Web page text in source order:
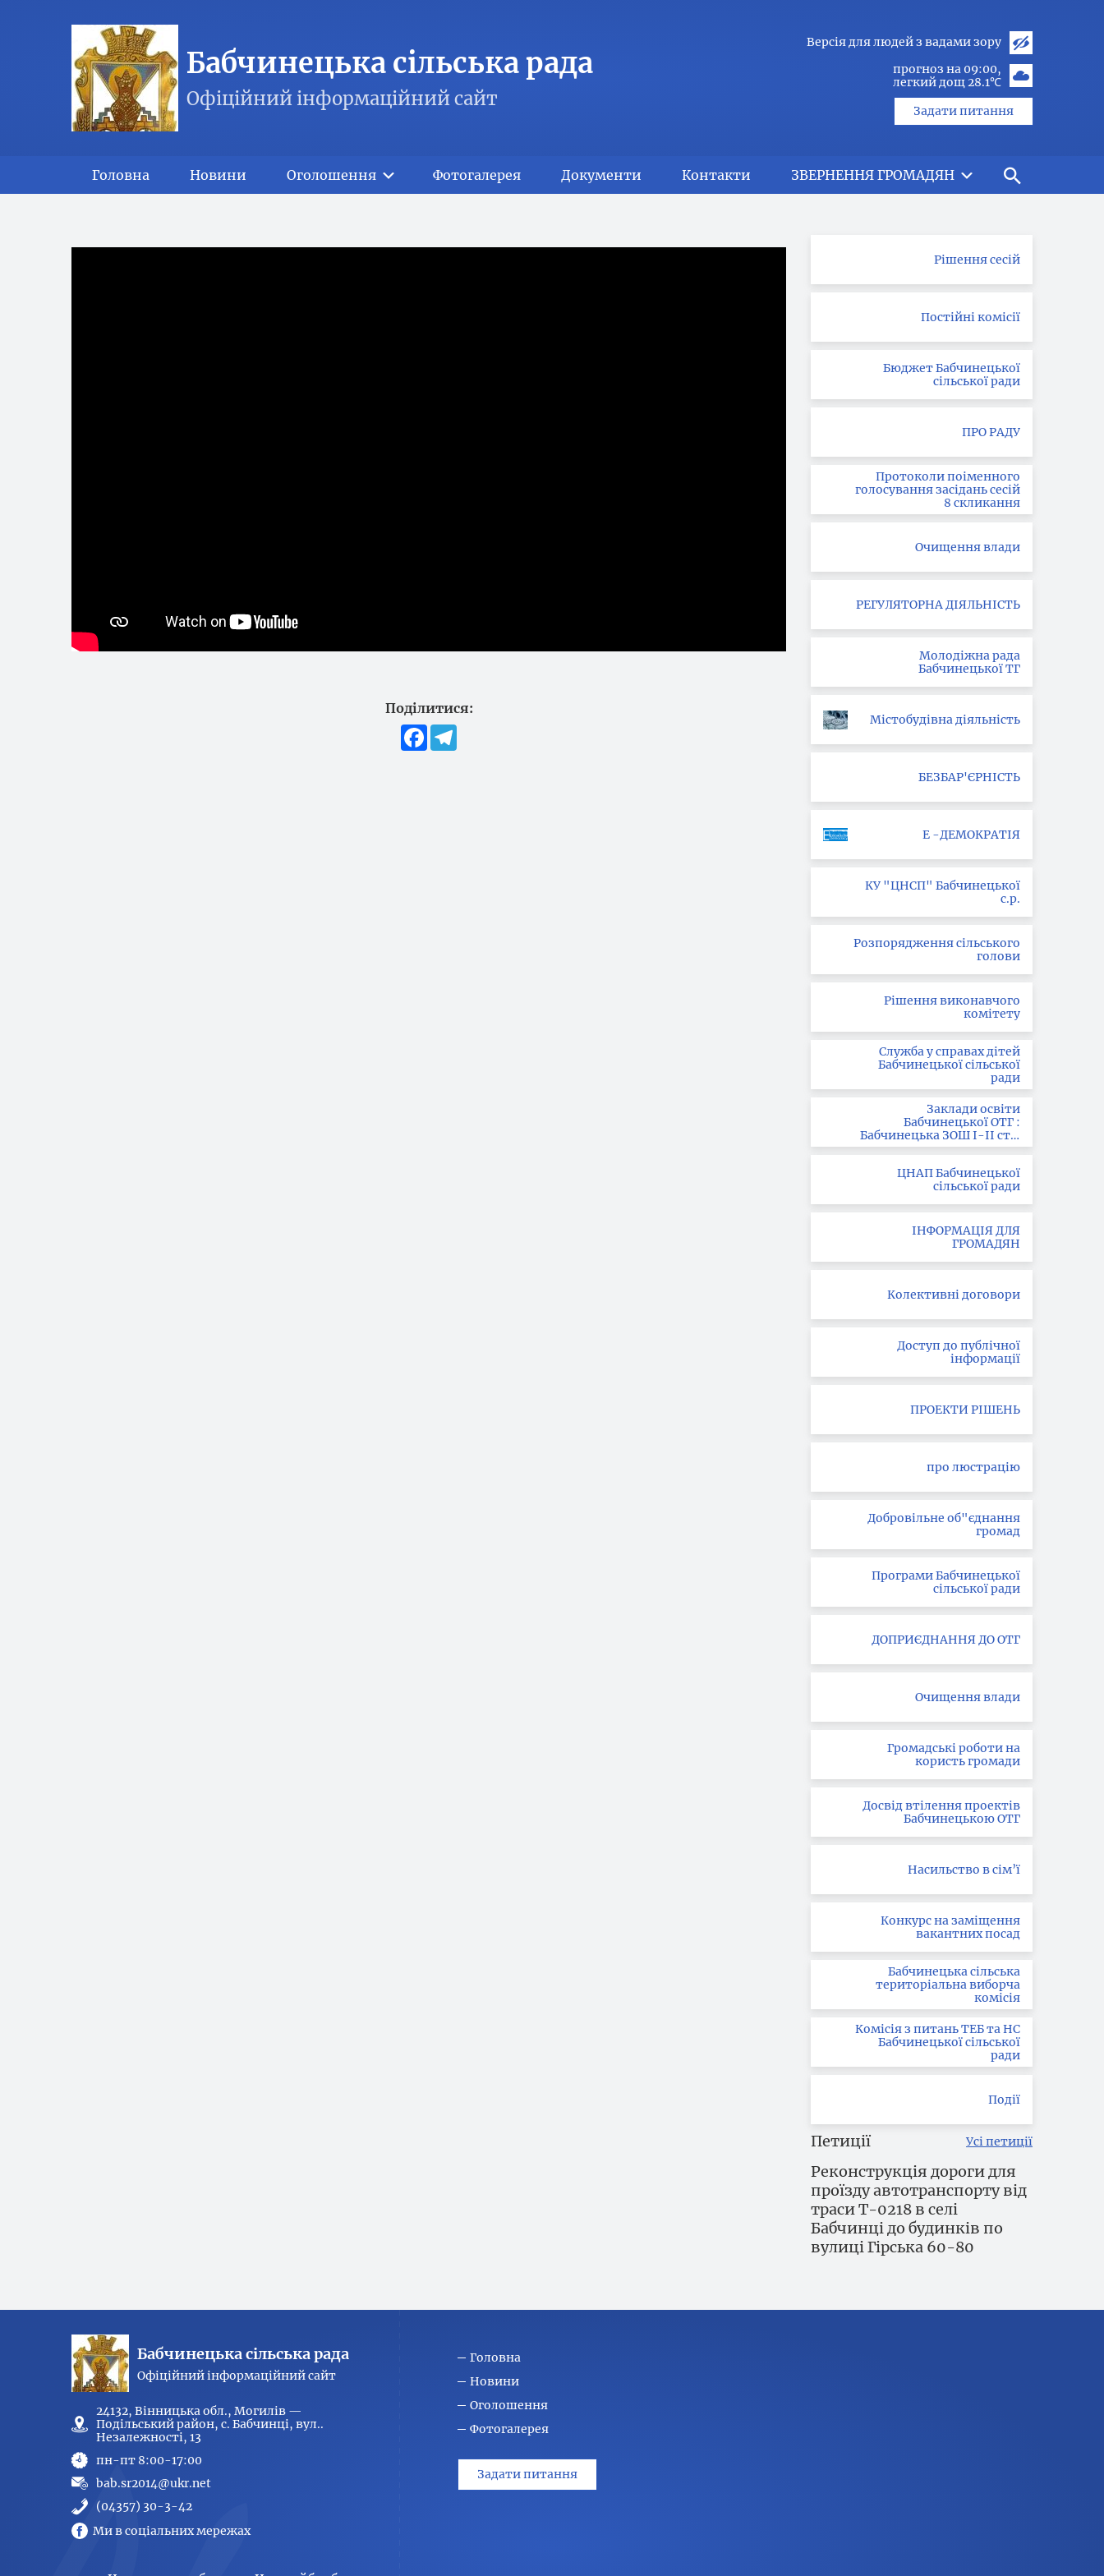
Бабчинецька сільська рада
Офіційний інформаційний сайт
Версія для людей з вадами зору
прогноз на 09:00
легкий дощ 28.1℃
Задати питання
Головна Новини Оголошення Фотогалерея Документи Контакти ЗВЕРНЕННЯ ГРОМАДЯН
Поділитися:
Facebook
Рішення сесій
Постійні комісії
Бюджет Бабчинецької
сільської ради
ПРО РАДУ
Протоколи поіменного
голосування засідань сесій
8 скликання
Очищення влади
РЕГУЛЯТОРНА ДІЯЛЬНІСТЬ
Молодіжна рада
Бабчинецької ТГ
Містобудівна діяльність
БЕЗБАР'ЄРНІСТЬ
Е -ДЕМОКРАТІЯ
КУ "ЦНСП" Бабчинецької
с.р.
Розпорядження сільського
голови
Рішення виконавчого
комітету
Служба у справах дітей
Бабчинецької сільської
ради
Заклади освіти
Бабчинецької ОТГ :
Бабчинецька ЗОШ І-ІІ ст. ;
Вила-Ярузька ЗОШ І-ІІІ
ЦНАП Бабчинецької
сільської ради
ІНФОРМАЦІЯ ДЛЯ
ГРОМАДЯН
Колективні договори
Доступ до публічної
інформації
ПРОЕКТИ РІШЕНЬ
про люстрацію
Добровільне об"єднання
громад
Програми Бабчинецької
сільської ради
ДОПРИЄДНАННЯ ДО ОТГ
Очищення влади
Громадські роботи на
користь громади
Досвід втілення проектів
Бабчинецькою ОТГ
Насильство в сім’ї
Конкурс на заміщення
вакантних посад
Бабчинецька сільська
територіальна виборча
комісія
Комісія з питань ТЕБ та НС
Бабчинецької сільської
ради
Події
Петиції Усі петиції
Реконструкція дороги для
проїзду автотранспорту від
траси Т-0218 в селі
Бабчинці до будинків по
вулиці Гірська 60-80
Бабчинецька сільська рада
Офіційний інформаційний сайт
24132, Вінницька обл., Могилів —
Подільський район, с. Бабчинці, вул..
Незалежності, 13
пн-пт 8:00-17:00
bab.sr2014@ukr.net
(04357) 30-3-42
Ми в соціальних мережах
Головна
Новини
Оголошення
Фотогалерея
Задати питання